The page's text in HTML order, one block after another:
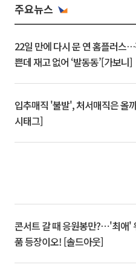
주요뉴스
22일 만에 다시 문 연 홈플러스
쁜데 재고 없어 ‘발동동’[가보니]
입추매직 '불발', 처서매직은 올
시태그]
콘서트 갈 때 응원봉만?⋯'최애'
품 등장이오! [솔드아웃]